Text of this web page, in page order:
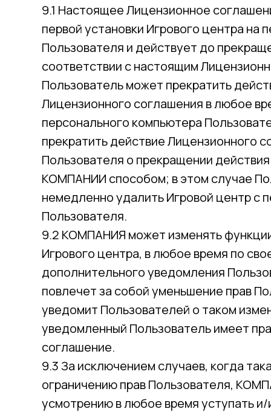
9.1 Настоящее Лицензионное
первой установки Игрового центра на
Пользователя и действует до
соответствии с настоящим
Пользователь может прекратить
Лицензионного соглашения в любое
персонального компьютера
прекратить действие Лицензионного
Пользователя о прекращении
КОМПАНИИ способом; в этом случае
немедленно удалить Игровой центр с
Пользователя.
9.2 КОМПАНИЯ может изменять
Игрового центра, в любое время по
дополнительного уведомления
повлечет за собой уменьшение прав
уведомит Пользователей о таком
уведомленный Пользователь имеет
соглашение.
9.3 За исключением случаев, когда
ограничению прав Пользователя,
усмотрению в любое время уступать и/